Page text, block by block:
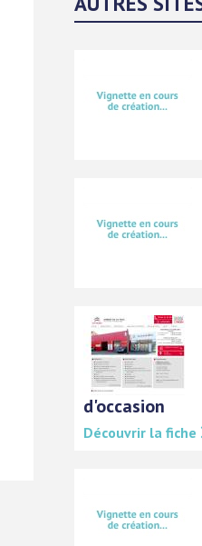
d'occasion
Découvrir la fiche